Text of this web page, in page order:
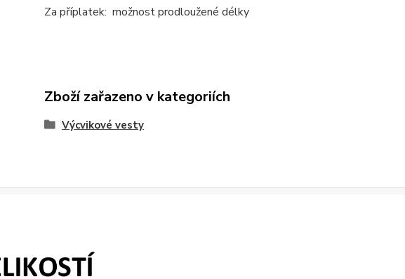
Za příplatek: možnost prodloužené délky
Zboží zařazeno v kategoriích
Výcvikové vesty